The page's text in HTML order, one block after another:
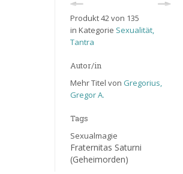
Produkt 42 von 135
in Kategorie Sexualität,
Tantra
Autor/in
Mehr Titel von Gregorius,
Gregor A.
Tags
Sexualmagie
Fraternitas Saturni
(Geheimorden)